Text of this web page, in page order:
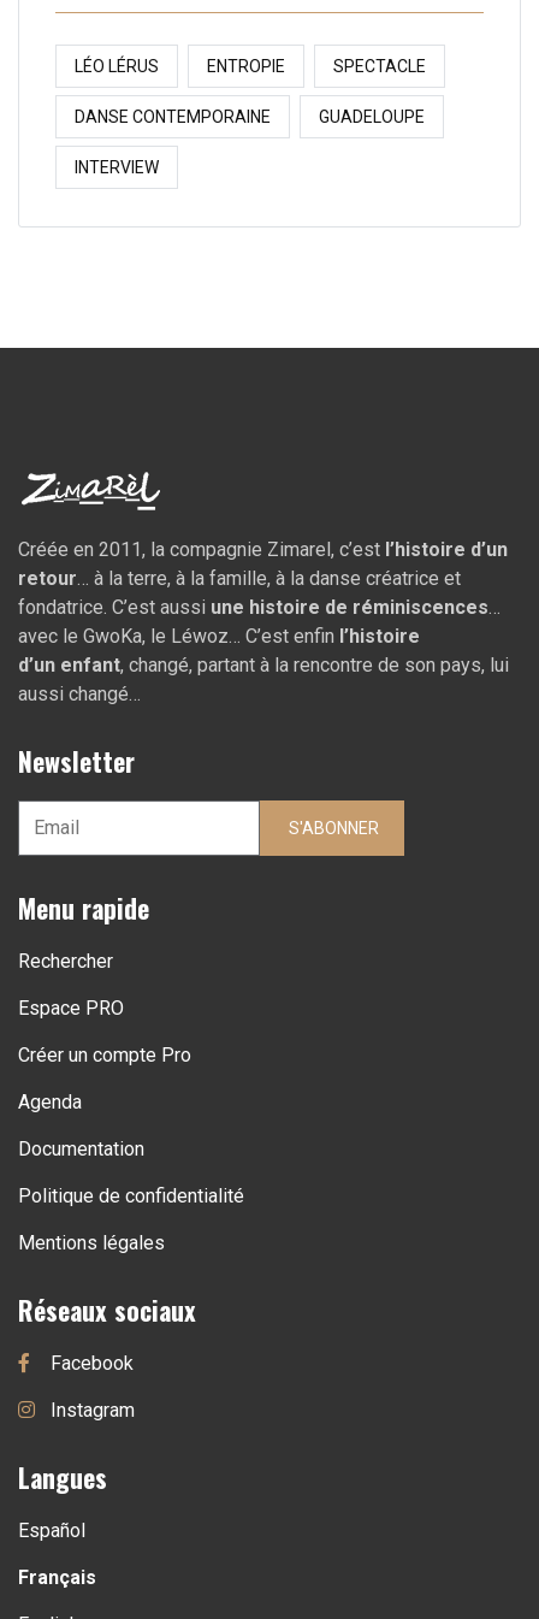
LÉO LÉRUS ENTROPIE SPECTACLE
DANSE CONTEMPORAINE GUADELOUPE
INTERVIEW
Créée en 2011, la compagnie Zimarel, c’est l’histoire d’un
retour… à la terre, à la famille, à la danse créatrice et
fondatrice. C’est aussi une histoire de réminiscences…
avec le GwoKa, le Léwoz… C’est enfin l’histoire
d’un enfant, changé, partant à la rencontre de son pays, lui
aussi changé…
Newsletter
S'ABONNER
Menu rapide
Rechercher
Espace PRO
Créer un compte Pro
Agenda
Documentation
Politique de confidentialité
Mentions légales
Réseaux sociaux
Facebook
Instagram
Langues
Español
Français